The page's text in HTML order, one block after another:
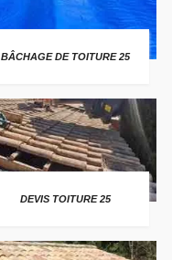
BÂCHAGE DE TOITURE 25
DEVIS TOITURE 25